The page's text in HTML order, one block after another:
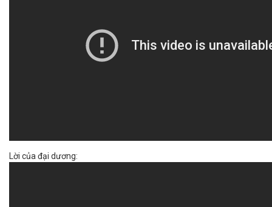
Lời của đại dương: